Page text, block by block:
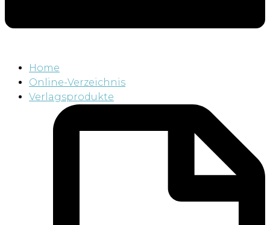
Home
Online-Verzeichnis
Verlagsprodukte